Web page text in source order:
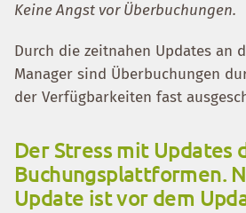
Keine Angst vor Überbuchungen.
Durch die zeitnahen Updates an
Manager sind Überbuchungen
der Verfügbarkeiten fast
Der Stress mit Updates
Buchungsplattformen.
Update ist vor dem